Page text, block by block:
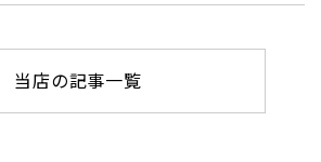
当店の記事一覧